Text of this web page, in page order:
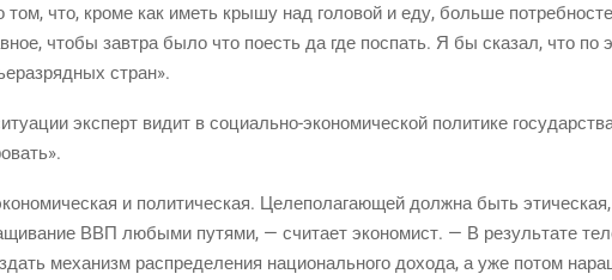
том, что, кро­ме как иметь кры­шу над голо­вой и еду, боль­ше
что­бы зав­тра было что поесть да где поспать. Я бы ска­зал, что по
стран».
экс­перт видит в соци­аль­но-эко­но­ми­че­ской поли­ти­ке
и поли­ти­че­ская. Целе­по­ла­га­ю­щей долж­на быть
ВВП любы­ми путя­ми, — счи­та­ет эко­но­мист. — В резуль­та­те
меха­низм рас­пре­де­ле­ния наци­о­наль­но­го дохо­да, а уже потом